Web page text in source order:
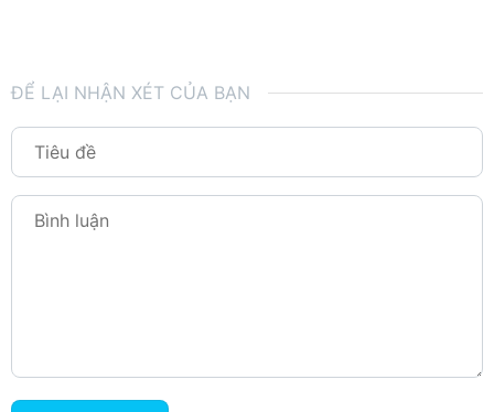
ĐỂ LẠI NHẬN XÉT CỦA BẠN